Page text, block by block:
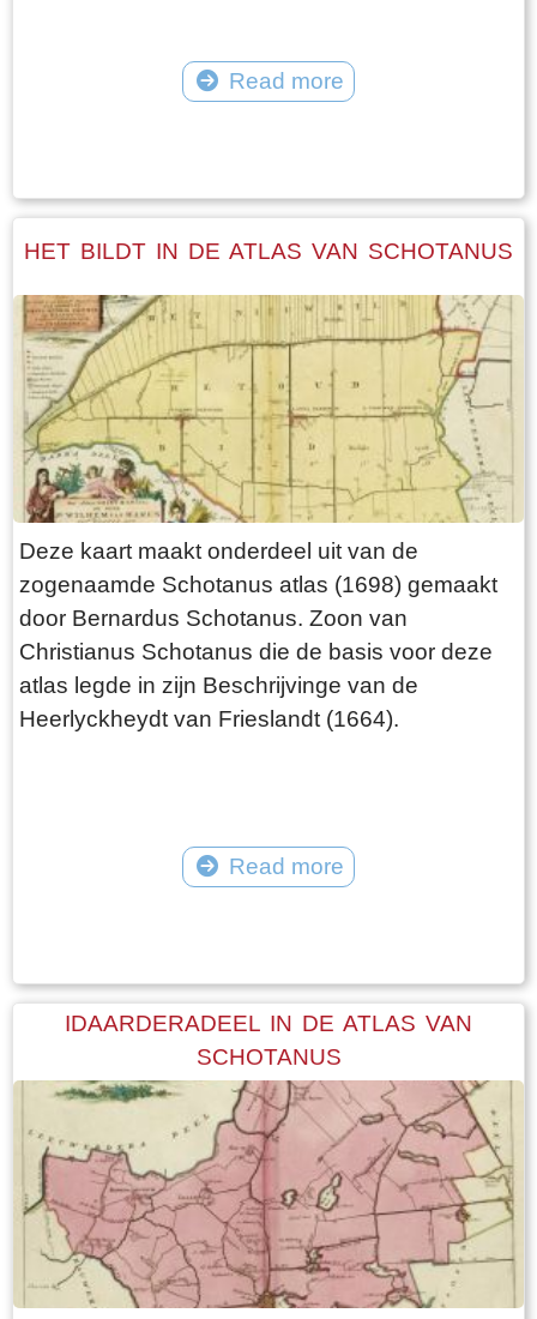
Read more
HET BILDT IN DE ATLAS VAN SCHOTANUS
Deze kaart maakt onderdeel uit van de
zogenaamde Schotanus atlas (1698) gemaakt
door Bernardus Schotanus. Zoon van
Christianus Schotanus die de basis voor deze
atlas legde in zijn Beschrijvinge van de
Heerlyckheydt van Frieslandt (1664).
Read more
IDAARDERADEEL IN DE ATLAS VAN
SCHOTANUS